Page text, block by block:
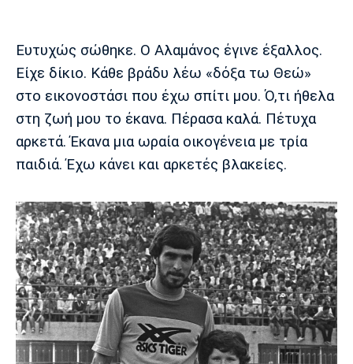
Ευτυχώς σώθηκε. Ο Αλαμάνος έγινε έξαλλος.
Είχε δίκιο. Κάθε βράδυ λέω «δόξα τω Θεώ»
στο εικονοστάσι που έχω σπίτι μου. Ό,τι ήθελα
στη ζωή μου το έκανα. Πέρασα καλά. Πέτυχα
αρκετά. Έκανα μια ωραία οικογένεια με τρία
παιδιά. Έχω κάνει και αρκετές βλακείες.